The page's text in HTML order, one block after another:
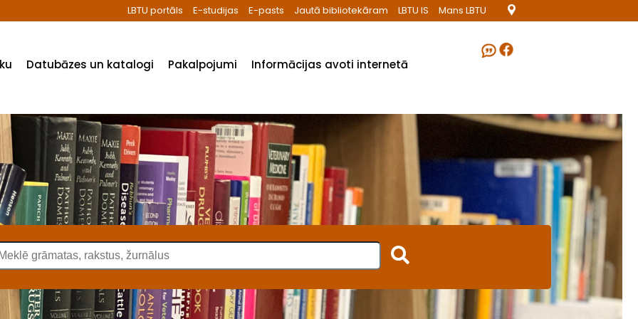
LBTU portāls E-studijas E-pasts Jautā bibliotekāram LBTU IS Mans LBTU
Datubāzes un katalogi Pakalpojumi
Informācijas avoti internetā